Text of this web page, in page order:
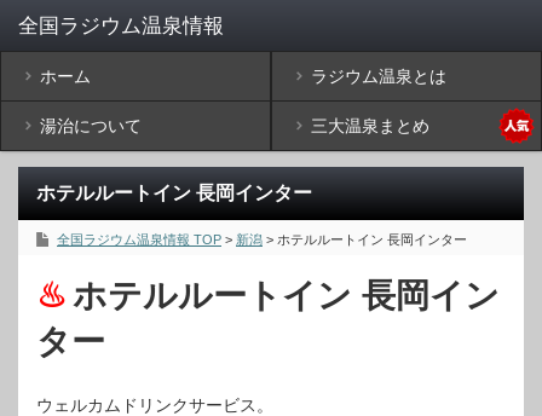
ホーム ラジウム温泉とは
湯治について 三大温泉まとめ
ホテルルートイン 長岡インター
全国ラジウム温泉情報 TOP > 新潟 > ホテルルートイン 長岡インター
ホテルルートイン 長岡イン
ター
ウェルカムドリンクサービス。